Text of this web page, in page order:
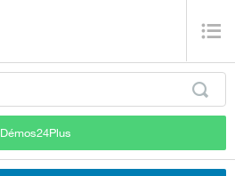
Démos24Plus